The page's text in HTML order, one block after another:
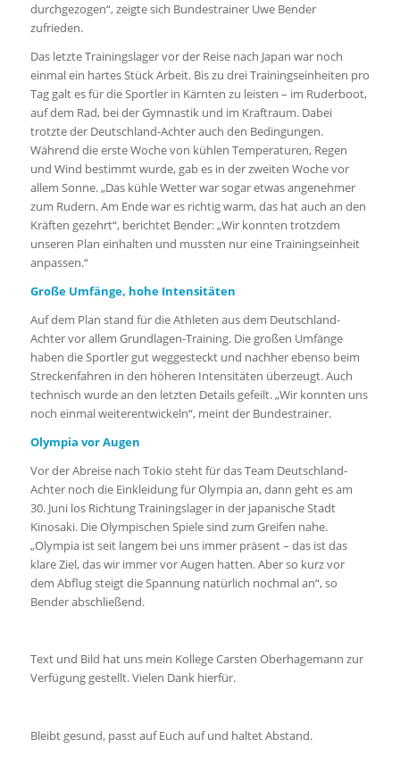
durchgezogen“, zeigte sich Bundestrainer Uwe Bender
zufrieden.
Das letzte Trainingslager vor der Reise nach Japan war noch
einmal ein hartes Stück Arbeit. Bis zu drei Trainingseinheiten pro
Tag galt es für die Sportler in Kärnten zu leisten – im Ruderboot,
auf dem Rad, bei der Gymnastik und im Kraftraum. Dabei
trotzte der Deutschland-Achter auch den Bedingungen.
Während die erste Woche von kühlen Temperaturen, Regen
und Wind bestimmt wurde, gab es in der zweiten Woche vor
allem Sonne. „Das kühle Wetter war sogar etwas angenehmer
zum Rudern. Am Ende war es richtig warm, das hat auch an den
Kräften gezehrt“, berichtet Bender: „Wir konnten trotzdem
unseren Plan einhalten und mussten nur eine Trainingseinheit
anpassen.“
Große Umfänge, hohe Intensitäten
Auf dem Plan stand für die Athleten aus dem Deutschland-
Achter vor allem Grundlagen-Training. Die großen Umfänge
haben die Sportler gut weggesteckt und nachher ebenso beim
Streckenfahren in den höheren Intensitäten überzeugt. Auch
technisch wurde an den letzten Details gefeilt. „Wir konnten uns
noch einmal weiterentwickeln“, meint der Bundestrainer.
Olympia vor Augen
Vor der Abreise nach Tokio steht für das Team Deutschland-
Achter noch die Einkleidung für Olympia an, dann geht es am
30. Juni los Richtung Trainingslager in der japanische Stadt
Kinosaki. Die Olympischen Spiele sind zum Greifen nahe.
„Olympia ist seit langem bei uns immer präsent – das ist das
klare Ziel, das wir immer vor Augen hatten. Aber so kurz vor
dem Abflug steigt die Spannung natürlich nochmal an“, so
Bender abschließend.
Text und Bild hat uns mein Kollege Carsten Oberhagemann zur
Verfügung gestellt. Vielen Dank hierfür.
Bleibt gesund, passt auf Euch auf und haltet Abstand.